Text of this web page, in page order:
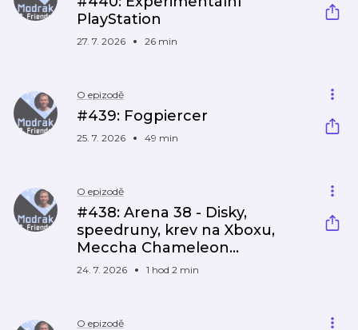
PlayStation
27. 7. 2026 26 min
O epizodě
#439: Fogpiercer
25. 7. 2026 49 min
O epizodě
#438: Arena 38 - Disky,
speedruny, krev na Xboxu,
Meccha Chameleon...
24. 7. 2026 1 hod 2 min
O epizodě